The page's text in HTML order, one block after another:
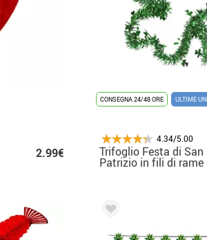
2.99€
CONSEGNA 24/48 ORE ULTIME
4.34/5.00
Trifoglio Festa di San
Patrizio in fili di rame